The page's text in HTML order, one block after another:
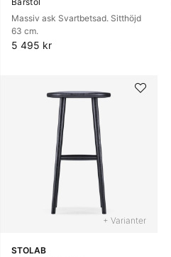
Massiv ask Svartbetsad. Sitthöjd
63 cm.
5 495 kr
+ Varianter
STOLAB